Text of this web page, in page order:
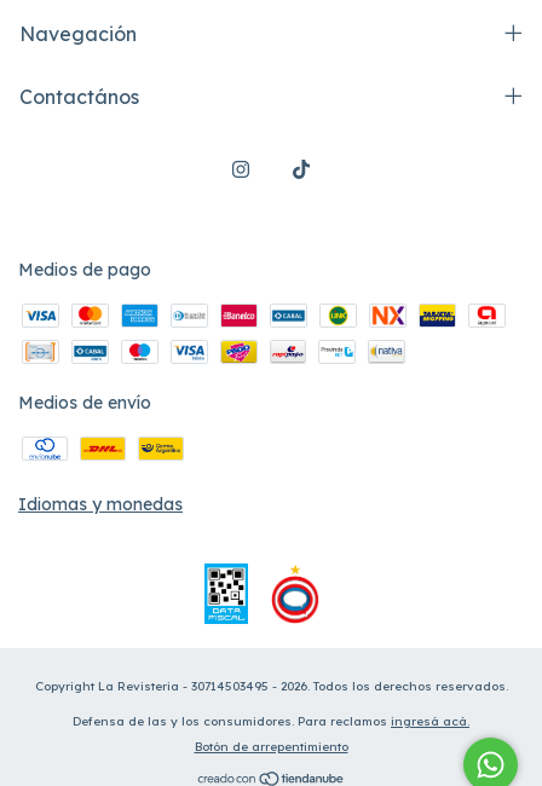
Navegación
Contactános
Medios de pago
Medios de envío
Idiomas y monedas
Copyright La Revisteria - 30714503495 - 2026. Todos los derechos reservados.
Defensa de las y los consumidores. Para reclamos ingresá acá.
Botón de arrepentimiento